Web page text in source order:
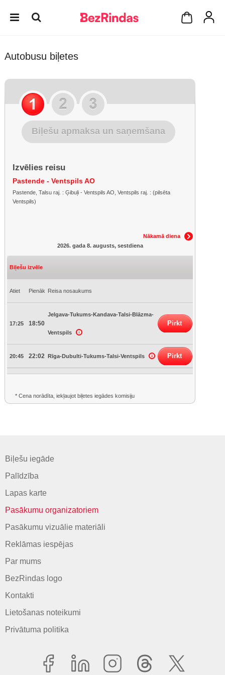
Autobusu biļetes
Biļešu apmaksa un saņemšana
Izvēlies reisu
Pastende - Ventspils AO
Pastende, Talsu raj. : Ģibuļi - Ventspils AO, Ventspils raj. : (pilsēta
Ventspils)
Nākamā diena
2026. gada 8. augusts, sestdiena
Biļešu izvēle
Atiet Pienāk Reisa nosaukums
17:25 18:50
Jelgava-Tukums-Kandava-Talsi-Blāzma-
Ventspils
Pirkt
20:45 22:02 Rīga-Dubulti-Tukums-Talsi-Ventspils Pirkt
* Cena norādīta, iekļaujot biļetes iegādes komisiju
Biļešu iegāde
Palīdzība
Lapas karte
Pasākumu organizatoriem
Pasākumu vizuālie materiāli
Reklāmas iespējas
Par mums
BezRindas logo
Kontakti
Lietošanas noteikumi
Privātuma politika